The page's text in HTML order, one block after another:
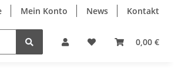
Mein Konto News Kontakt
0,00 €